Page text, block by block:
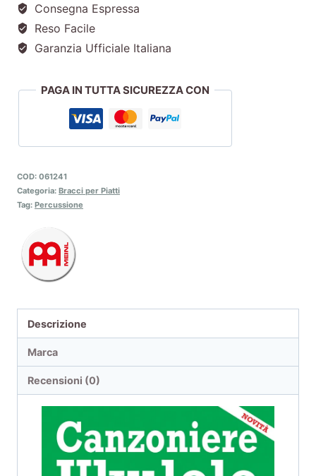
Consegna Espressa
Reso Facile
Garanzia Ufficiale Italiana
PAGA IN TUTTA SICUREZZA CON
COD: 061241
Categoria: Bracci per Piatti
Tag: Percussione
Descrizione
Marca
Recensioni (0)